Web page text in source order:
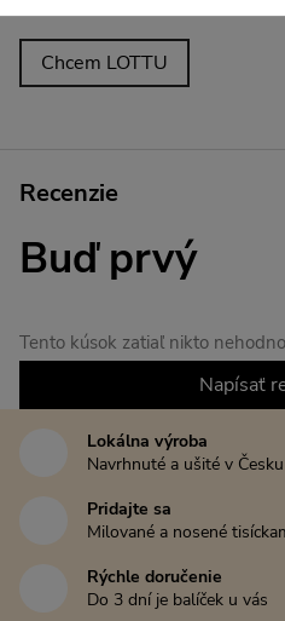
Chcem LOTTU
Recenzie
Buď prvý
Tento kúsok zatiaľ nikto
Napísať
Lokálna výroba
Navrhnuté a ušité v Česku
Pridajte sa
Milované a nosené
Rýchle doručenie
Do 3 dní je balíček u vás